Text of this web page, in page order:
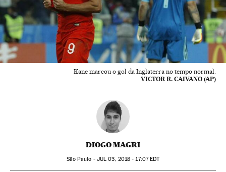
Kane marcou o gol da Inglaterra no tempo normal.
VICTOR R. CAIVANO (AP)
DIOGO MAGRI
São Paulo - JUL 03, 2018 - 17:07EDT